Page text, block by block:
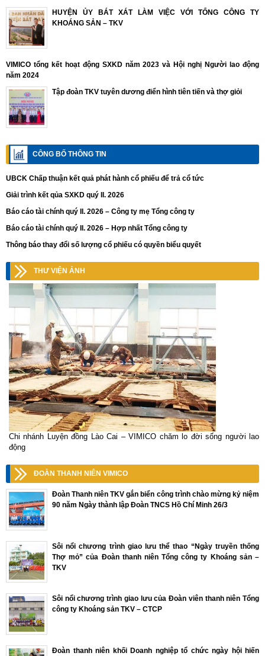
HUYỆN ỦY BÁT XÁT LÀM VIỆC VỚI TỔNG CÔNG TY
KHOÁNG SẢN – TKV
VIMICO tổng kết hoạt động SXKD năm 2023 và Hội nghị Người lao động
năm 2024
Tập đoàn TKV tuyên dương điển hình tiên tiến và thợ giỏi
CÔNG BỐ THÔNG TIN
UBCK Chấp thuận kết quả phát hành cổ phiếu để trả cổ tức
Giải trình kết qủa SXKD quý II. 2026
Báo cáo tài chính quý II. 2026 – Công ty mẹ Tổng công ty
Báo cáo tài chính quý II. 2026 – Hợp nhất Tổng công ty
Thông báo thay đổi số lượng cổ phiếu có quyền biểu quyết
THƯ VIỆN ẢNH
Chi nhánh Luyện đồng Lào Cai – VIMICO chăm lo đời sống người lao
động
ĐOÀN THANH NIÊN VIMICO
Đoàn Thanh niên TKV gắn biển công trình chào mừng kỷ niệm
90 năm Ngày thành lập Đoàn TNCS Hồ Chí Minh 26/3
Sôi nổi chương trình giao lưu thể thao “Ngày truyền thống
Thợ mỏ” của Đoàn thanh niên Tổng công ty Khoáng sản –
TKV
Sôi nổi chương trình giao lưu của Đoàn viên thanh niên Tổng
công ty Khoáng sản TKV – CTCP
Đoàn thanh niên khối Doanh nghiệp tổ chức ngày hội hiến